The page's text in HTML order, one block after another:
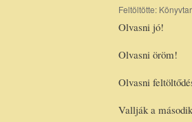
Feltöltötte: Könyvtar
Olvasni jó!
Olvasni öröm!
Olvasni
Vallják a